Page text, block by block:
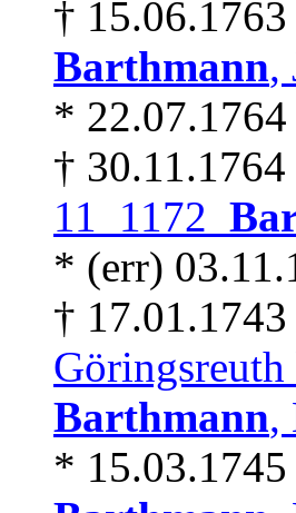
†
Barthmann,
*
†
11 1172
* (err)
†
Barthmann,
*